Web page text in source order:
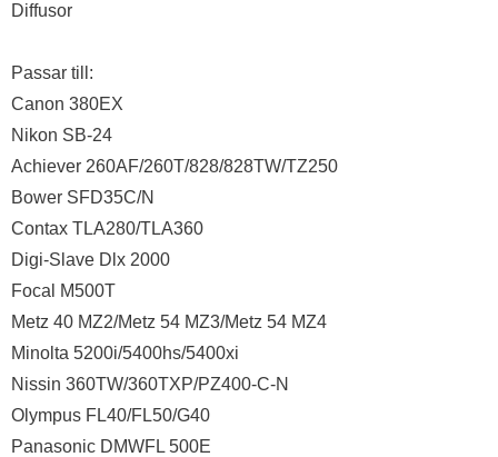
Diffusor
Passar till:
Canon 380EX
Nikon SB-24
Achiever 260AF/260T/828/828TW/TZ250
Bower SFD35C/N
Contax TLA280/TLA360
Digi-Slave Dlx 2000
Focal M500T
Metz 40 MZ2/Metz 54 MZ3/Metz 54 MZ4
Minolta 5200i/5400hs/5400xi
Nissin 360TW/360TXP/PZ400-C-N
Olympus FL40/FL50/G40
Panasonic DMWFL 500E